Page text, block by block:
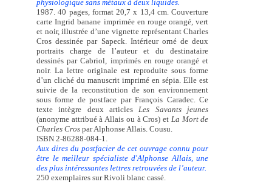
physiologique sans métaux à deux liquides.
1987. 40 pages, format 20,7 x 13,4 cm. Couverture
carte Ingrid banane imprimée en rouge orangé, vert
et noir, illustrée d’une vignette représentant Charles
Cros dessinée par Sapeck. Intérieur orné de deux
portraits charge de l’auteur et du destinataire
dessinés par Cabriol, imprimés en rouge orangé et
noir. La lettre originale est reproduite sous forme
d’un cliché du manuscrit imprimé en sépia. Elle est
suivie de la reconstitution de son environnement
sous forme de postface par François Caradec. Ce
texte intègre deux articlesLes Savants jeunes
(anonyme attribué à Allais ou à Cros) et La Mort de
Charles Crospar Alphonse Allais. Cousu.
ISBN 2-86288-084-1.
Aux dires du postfacier de cet ouvrage connu pour
être le meilleur spécialiste d'Alphonse Allais, une
des plus intéressantes lettres retrouvées de l’auteur.
250 exemplaires sur Rivoli blanc cassé.